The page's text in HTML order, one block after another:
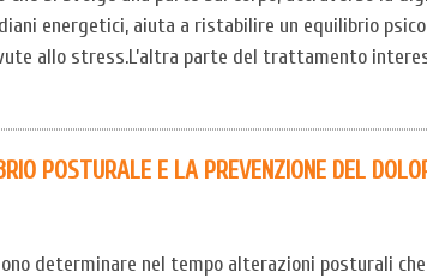
energetici, aiuta a ristabilire un equilibrio
allo stress.L’altra parte del trattamento
POSTURALE E LA PREVENZIONE DEL
determinare nel tempo alterazioni posturali che